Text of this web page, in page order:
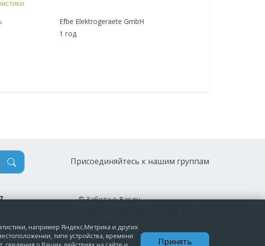
Efbe Elektrogeraete GmbH
1 год
Присоединяйтесь к нашим группам
© Забота о Вас.ру
стр.1 офис 18
ИП Максимова Татьяна
например Яндекс.Метрика и других
типе устройства, времени
Принять